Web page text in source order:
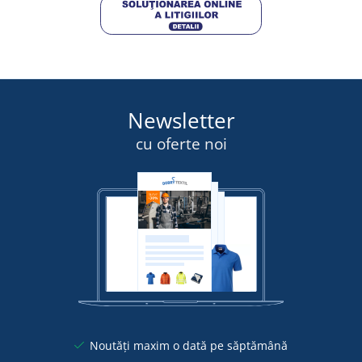
Newsletter
cu oferte noi
Noutăți maxim o dată pe săptămână